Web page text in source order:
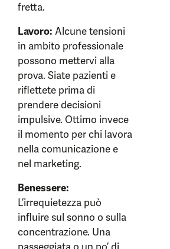
fretta.
Lavoro: Alcune tensioni
in ambito professionale
possono mettervi alla
prova. Siate pazienti e
riflettete prima di
prendere decisioni
impulsive. Ottimo invece
il momento per chi lavora
nella comunicazione e
nel marketing.
Benessere:
L’irrequietezza può
influire sul sonno o sulla
concentrazione. Una